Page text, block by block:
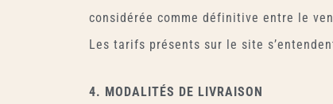
considérée comme définitive entre le
Les tarifs présents sur le site
4. MODALITÉS DE LIVRAISON